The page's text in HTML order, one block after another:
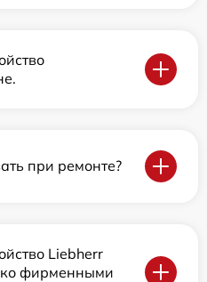
при ремонте?
Liebherr
фирменными